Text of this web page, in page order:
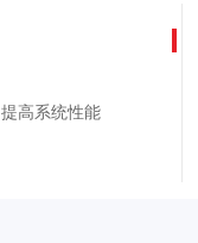
高系统性能